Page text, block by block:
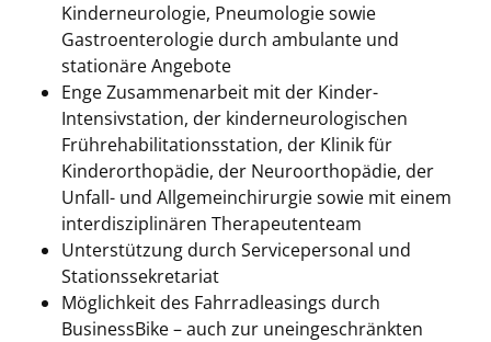
Kinderneurologie, Pneumologie sowie
Gastroenterologie durch ambulante und
stationäre Angebote
Enge Zusammenarbeit mit der Kinder-
Intensivstation, der kinderneurologischen
Frührehabilitationsstation, der Klinik für
Kinderorthopädie, der Neuroorthopädie, der
Unfall- und Allgemeinchirurgie sowie mit einem
interdisziplinären Therapeutenteam
Unterstützung durch Servicepersonal und
Stationssekretariat
Möglichkeit des Fahrradleasings durch
BusinessBike – auch zur uneingeschränkten